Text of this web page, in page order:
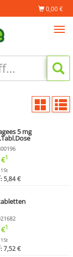
0,00 €
5 mg
1
: 5,84 €
1
: 7,52 €